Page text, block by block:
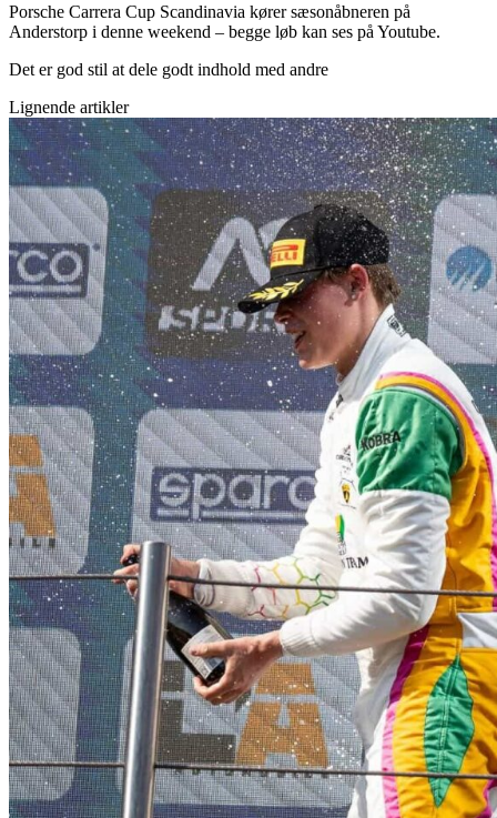
Porsche Carrera Cup Scandinavia kører sæsonåbneren på
Anderstorp i denne weekend – begge løb kan ses på Youtube.
Det er god stil at dele godt indhold med andre
Lignende artikler